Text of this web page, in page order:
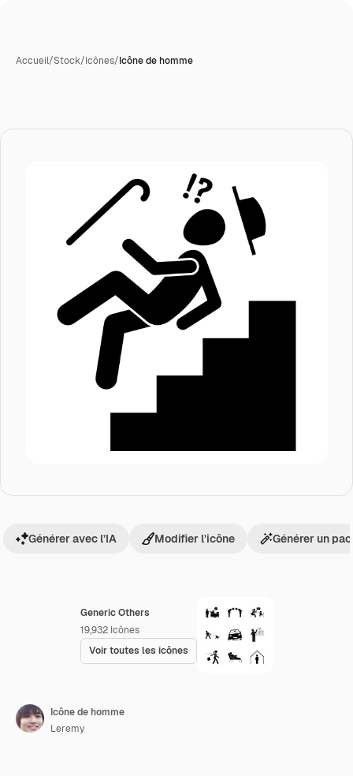
Accueil/Stock/Icônes/Icône de homme
Generic Others
19,932 Icônes
Voir toutes les icônes
Générer avec l’IA Modifier l’icône Générer un
Icône de homme
Leremy